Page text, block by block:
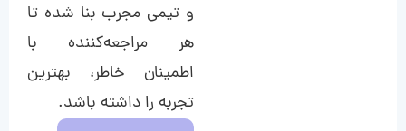
و تیمی مجرب بنا شده تا
هر مراجعه‌کننده با
اطمینان خاطر، بهترین
تجربه را داشته باشد.